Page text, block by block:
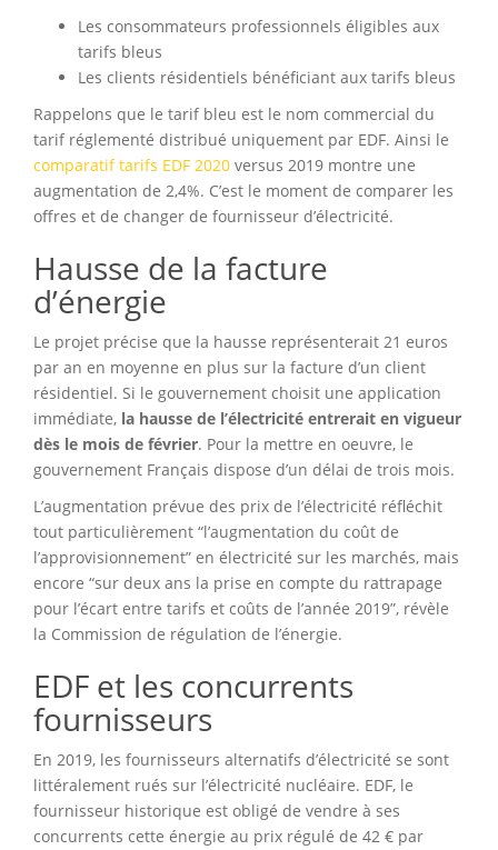
Les consommateurs professionnels éligibles aux
tarifs bleus
Les clients résidentiels bénéficiant aux tarifs bleus
Rappelons que le tarif bleu est le nom commercial du
tarif réglementé distribué uniquement par EDF. Ainsi le
comparatif tarifs EDF 2020 versus 2019 montre une
augmentation de 2,4%. C’est le moment de comparer les
offres et de changer de fournisseur d’électricité.
Hausse de la facture
d’énergie
Le projet précise que la hausse représenterait 21 euros
par an en moyenne en plus sur la facture d’un client
résidentiel. Si le gouvernement choisit une application
immédiate, la hausse de l’électricité entrerait en vigueur
dès le mois de février. Pour la mettre en oeuvre, le
gouvernement Français dispose d’un délai de trois mois.
L’augmentation prévue des prix de l’électricité réfléchit
tout particulièrement “l’augmentation du coût de
l’approvisionnement” en électricité sur les marchés, mais
encore “sur deux ans la prise en compte du rattrapage
pour l’écart entre tarifs et coûts de l’année 2019”, révèle
la Commission de régulation de l’énergie.
EDF et les concurrents
fournisseurs
En 2019, les fournisseurs alternatifs d’électricité se sont
littéralement rués sur l’électricité nucléaire. EDF, le
fournisseur historique est obligé de vendre à ses
concurrents cette énergie au prix régulé de 42 € par